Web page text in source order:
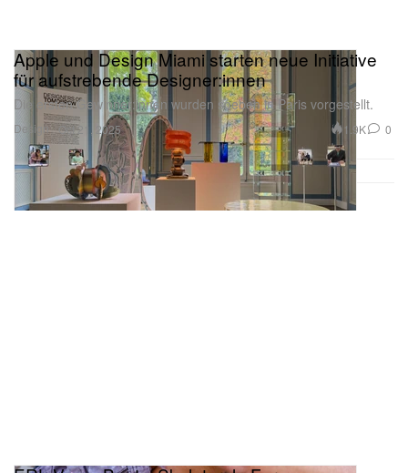
Design
Apple und Design Miami starten neue Initiative
für aufstrebende Designer:innen
Die ersten Gewinner:innen wurden soeben in Paris vorgestellt.
Oct 21, 2025 1.9K 0